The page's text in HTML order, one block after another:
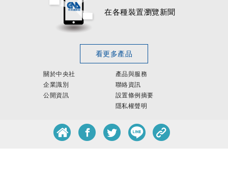
在各種裝置瀏覽新聞
看更多產品
關於中央社
企業識別
公開資訊
產品與服務
聯絡資訊
設置條例摘要
隱私權聲明
客服專線：
0800-256-688
客服信箱：
services@mail.cna.com.tw